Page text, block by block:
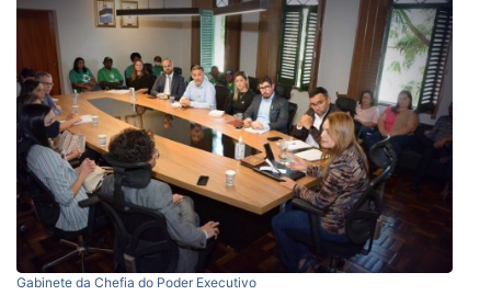
Gabinete da Chefia do Poder Executivo